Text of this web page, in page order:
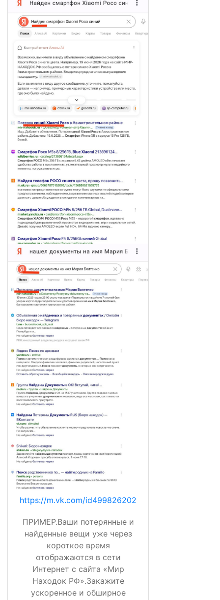
https://m.vk.com/id499826202
ПРИМЕР.Ваши потерянные и
найденные вещи уже через
короткое время
отображаются в сети
Интернет с сайта «Мир
Находок РФ».Закажите
ускоренное и обширное